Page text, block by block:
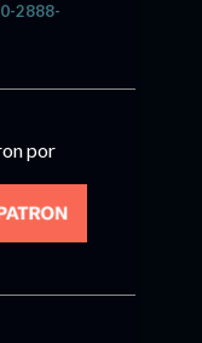
2888-
por